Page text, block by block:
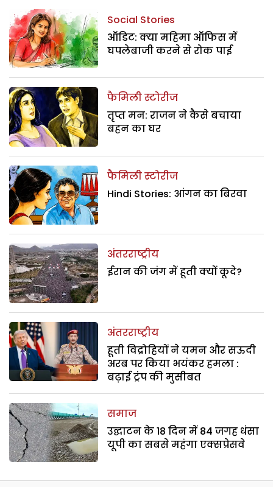
Social Stories
ऑडिट: क्या महिमा ऑफिस में
घपलेबाजी करने से रोक पाई
फैमिली स्टोरीज
तृप्त मन: राजन ने कैसे बचाया
बहन का घर
फैमिली स्टोरीज
Hindi Stories: आंगन का बिरवा
अंतरराष्ट्रीय
ईरान की जंग में हूती क्यों कूदे?
अंतरराष्ट्रीय
हूती विद्रोहियों ने यमन और सऊदी
अरब पर किया भयंकर हमला :
बढ़ाई ट्रंप की मुसीबत
समाज
उद्घाटन के 18 दिन में 84 जगह धंसा
यूपी का सबसे महंगा एक्सप्रेसवे